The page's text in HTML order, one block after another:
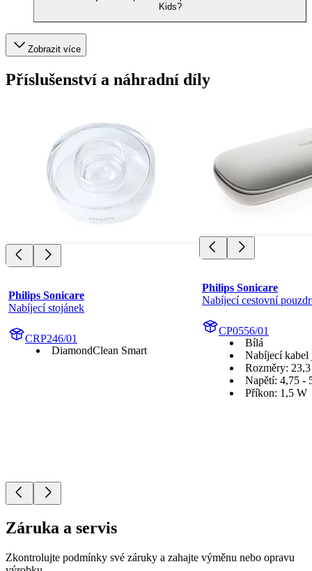
Kids?
Zobrazit více
Příslušenství a náhradní díly
Philips Sonicare
Nabíjecí stojánek
CRP246/01
DiamondClean Smart
Philips Sonicare
Nabíjecí cestovní
CP0556/01
Bílá
Nabíjecí kabel
Rozměry:
Napětí: 4,75 -
Příkon: 1,5 W
Záruka a servis
Zkontrolujte podmínky své záruky a zahajte výměnu nebo opravu